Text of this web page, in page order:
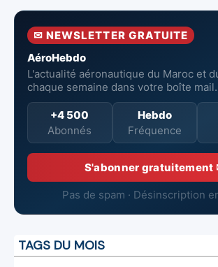
incendie
la surveillance
aériennes.
✉ NEWSLETTER GRATUITE
AéroHebdo
L'actualité aéronautique du Maroc et
chaque semaine dans votre boîte mail.
+4 500
Abonnés
Hebdo
Fréquence
S'abonner gratuitement
Pas de spam · Désinscription
TAGS DU MOIS